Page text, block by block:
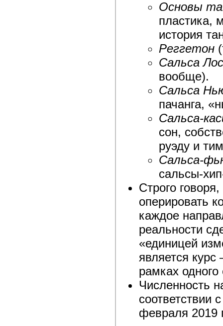
Основы
пластика,
история
Реггетон
Сальса
вообще).
Сальса
пачанга,
Сальса-
сон,
руэду и
Сальса-
сальсы-
Строго
оперировать
каждое
реальности
«единицей
является
рамках
Численность
соответствии
февраля 2019